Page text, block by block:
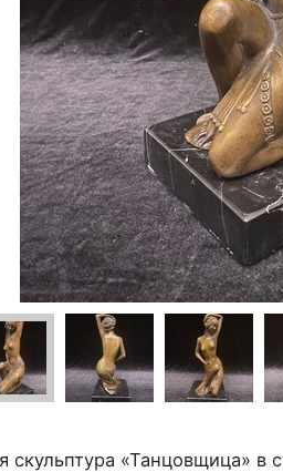
скульптура «Танцовщица»